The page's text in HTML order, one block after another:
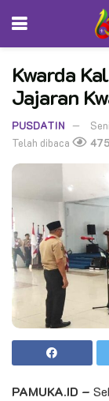
Kwarda
Jajaran
PUSDATIN
Telah dibaca
PAMUKA.ID –